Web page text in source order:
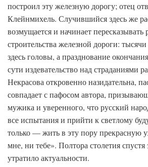
построил эту железную дорогу; отец
Клейнмихель. Случившийся здесь же
возмущается и начинает
строительства железной дороги:
здесь головы, а празднование
сути издевательство над страданиями
Некрасова откровенно назидательна,
совпадает с пафосом автора,
мужика и уверенного, что русский
все испытания и прийти к светлому
только — жить в эту пору прекрасную
мне, ни тебе». Полтора столетия спустя
утратило актуальности.